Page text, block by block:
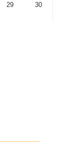
29
30